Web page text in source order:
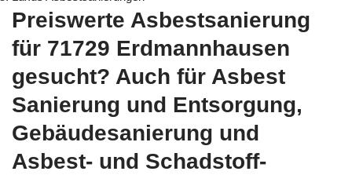
Preiswerte Asbestsanierung
für 71729 Erdmannhausen
gesucht? Auch für Asbest
Sanierung und Entsorgung,
Gebäudesanierung und
Asbest- und Schadstoff-